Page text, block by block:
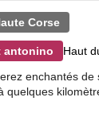
Corse
antonino Haut
enchantés
quelques